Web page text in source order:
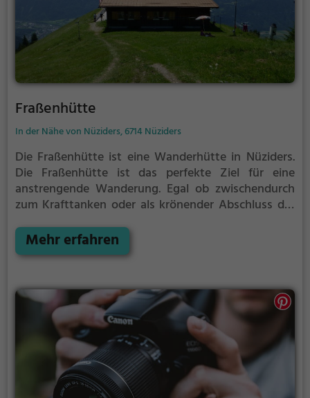
Fraßenhütte
In der Nähe von Nüziders, 6714 Nüziders
Die Fraßenhütte ist eine Wanderhütte in Nüziders.
Die Fraßenhütte ist das perfekte Ziel für eine
anstrengende Wanderung. Egal ob zwischendurch
zum Krafttanken oder als krönender Abschluss der
erreichst du den Gipfel Nitzkopf auf 1709 Metern
Höhe in nur 0,6 Kilometern.
Mehr erfahren